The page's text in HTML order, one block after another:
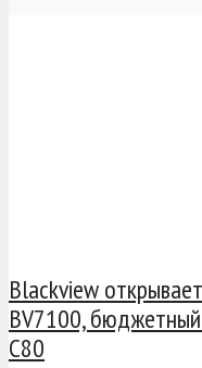
Blackview
BV7100, бюджетный
C80